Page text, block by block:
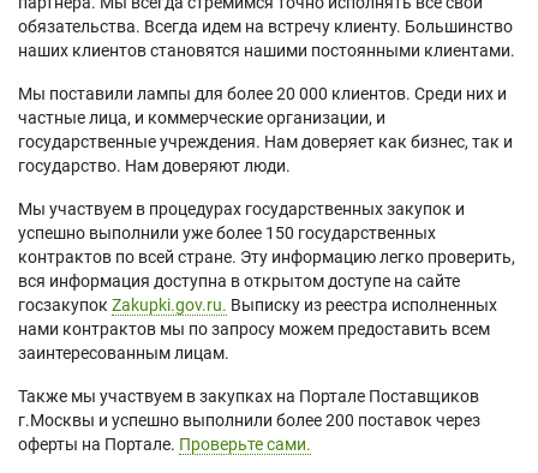
обязательства. Всегда идем на встречу клиенту. Большинство
наших клиентов становятся нашими постоянными клиентами.
Мы поставили лампы для более 20 000 клиентов. Среди них и
частные лица, и коммерческие организации, и
государственные учреждения. Нам доверяет как бизнес, так и
государство. Нам доверяют люди.
Мы участвуем в процедурах государственных закупок и
успешно выполнили уже более 150 государственных
контрактов по всей стране. Эту информацию легко проверить,
вся информация доступна в открытом доступе на сайте
госзакупок Zakupki.gov.ru. Выписку из реестра исполненных
нами контрактов мы по запросу можем предоставить всем
заинтересованным лицам.
Также мы участвуем в закупках на Портале Поставщиков
г.Москвы и успешно выполнили более 200 поставок через
оферты на Портале. Проверьте сами.